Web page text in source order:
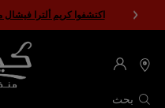
اكتشفوا كريم ألترا
بحث
محدد
المتاجر